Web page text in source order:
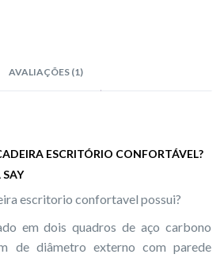
AVALIAÇÕES (1)
ESCRITÓRIO CONFORTÁVEL?
escritorio confortavel possui?
em dois quadros de aço carbono
de diâmetro externo com parede